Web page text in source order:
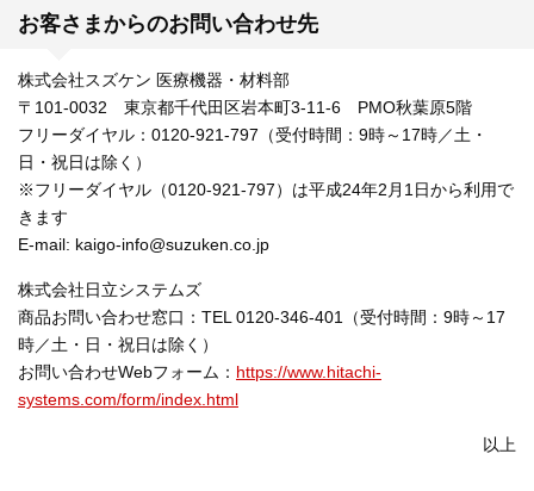
お客さまからのお問い合わせ先
株式会社スズケン 医療機器・材料部
〒101-0032 東京都千代田区岩本町3-11-6 PMO秋葉原5階
フリーダイヤル：0120-921-797（受付時間：9時～17時／土・
日・祝日は除く）
※フリーダイヤル（0120-921-797）は平成24年2月1日から利用で
きます
E-mail: kaigo-info@suzuken.co.jp
株式会社日立システムズ
商品お問い合わせ窓口：TEL 0120-346-401（受付時間：9時～17
時／土・日・祝日は除く）
お問い合わせWebフォーム： https://www.hitachi-
systems.com/form/index.html
以上